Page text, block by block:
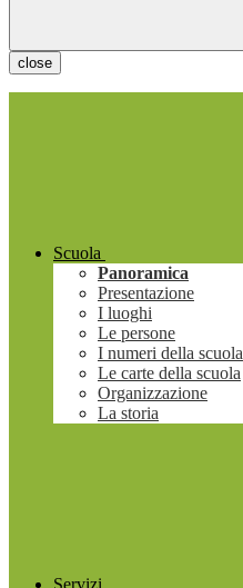
close
Scuola
Panoramica
Presentazione
I luoghi
Le persone
I numeri della scuola
Le carte della scuola
Organizzazione
La storia